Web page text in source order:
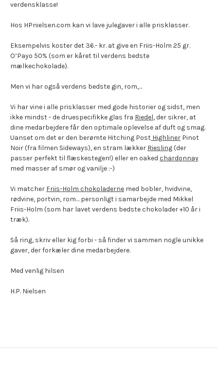
verdensklasse!
Hos HPnielsen.com kan vi lave julegaver i alle prisklasser.
Eksempelvis koster det 36.- kr. at give en Friis-Holm 25 gr.
O’Payo 50% (som er kåret til verdens bedste
mælkechokolade).
Men vi har også verdens bedste gin, rom,…
Vi har vine i alle prisklasser med gode historier og sidst, men
ikke mindst - de druespecifikke glas fra Riedel, der sikrer, at
dine medarbejdere får den optimale oplevelse af duft og smag.
Uanset om det er den berømte Hitching Post Highliner Pinot
Noir (fra filmen Sideways), en stram lækker Riesling(der
passer perfekt til flæskestegen!) eller en oaked chardonnay
med masser af smør og vanilje :-)
Vi matcher Friis-Holm chokoladerne med bobler, hvidvine,
rødvine, portvin, rom… personligt i samarbejde med Mikkel
Friis-Holm (som har lavet verdens bedste chokolader +10 år i
træk).
Så ring, skriv eller kig forbi - så finder vi sammen nogle unikke
gaver, der forkæler dine medarbejdere.
Med venlig hilsen
H.P. Nielsen